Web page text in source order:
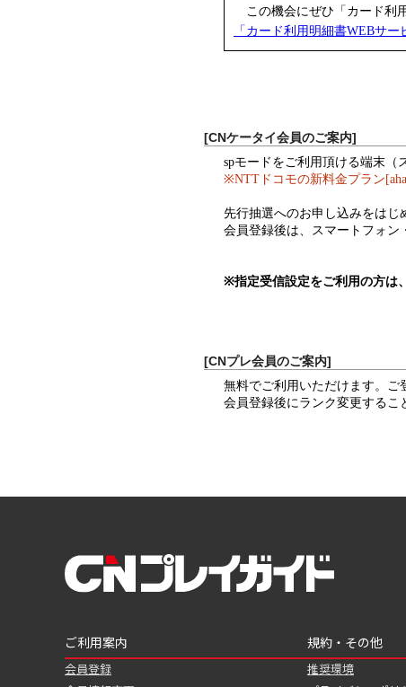
この機会にぜひ「カード利
「カード利用明細書WEBサ
[CNケータイ会員のご案内]
spモードをご利用頂ける端末（
※NTTドコモの新料金プラン
先行抽選へのお申し込みをはじ
会員登録後は、スマートフォン
※指定受信設定をご利用の方は
[CNプレ会員のご案内]
無料でご利用いただけます。ご
会員登録後にランク変更するこ
ご利用案内
会員登録
規約・その他
推奨環境